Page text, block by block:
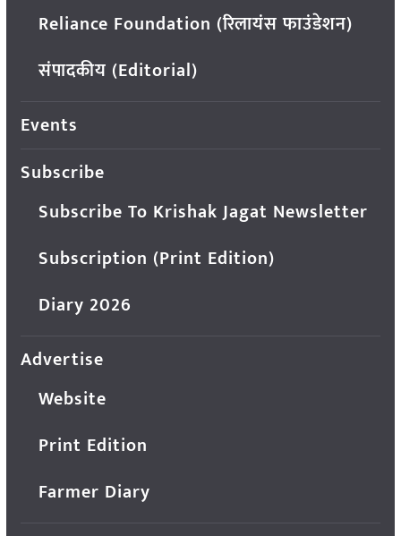
Reliance Foundation (रिलायंस फाउंडेशन)
संपादकीय (Editorial)
Events
Subscribe
Subscribe To Krishak Jagat Newsletter
Subscription (Print Edition)
Diary 2026
Advertise
Website
Print Edition
Farmer Diary